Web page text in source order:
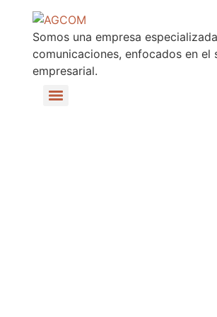
Somos una empresa
comunicaciones, enfocados en el
empresarial.